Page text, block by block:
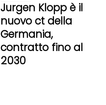
Jurgen Klopp è il
nuovo ct della
Germania,
contratto fino al
2030